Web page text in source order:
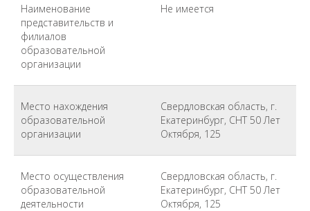
Наименование
представительств и
филиалов
образовательной
организации
Не имеется
Место нахождения
образовательной
организации
Свердловская область, г.
Екатеринбург, СНТ 50 Лет
Октября, 125
Место осуществления
образовательной
деятельности
Свердловская область, г.
Екатеринбург, СНТ 50 Лет
Октября, 125